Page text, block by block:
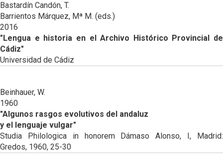
Bastardín Candón, T.
Barrientos Márquez, Mª M. (eds.)
2016
"Lengua e historia en el Archivo Histórico Provincial de
Cádiz"
Universidad de Cádiz
Beinhauer, W.
1960
"Algunos rasgos evolutivos del andaluz
y el lenguaje vulgar"
Studia Philologica in honorem Dámaso Alonso, I, Madrid:
Gredos, 1960, 25-30